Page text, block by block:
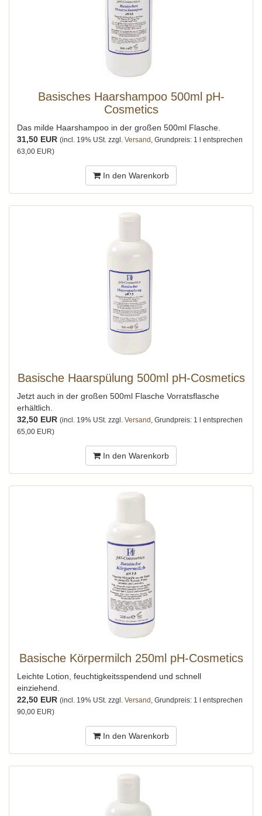
Basisches Haarshampoo 500ml pH-
Cosmetics
Das milde Haarshampoo in der großen 500ml Flasche.
31,50 EUR (incl. 19% USt. zzgl. Versand , Grundpreis: 1 l entsprechen
63,00 EUR)
In den Warenkorb
Basische Haarspülung 500ml pH-Cosmetics
Jetzt auch in der großen 500ml Flasche Vorratsflasche
erhältlich.
32,50 EUR (incl. 19% USt. zzgl. Versand , Grundpreis: 1 l entsprechen
65,00 EUR)
In den Warenkorb
Basische Körpermilch 250ml pH-Cosmetics
Leichte Lotion, feuchtigkeitsspendend und schnell
einziehend.
22,50 EUR (incl. 19% USt. zzgl. Versand , Grundpreis: 1 l entsprechen
90,00 EUR)
In den Warenkorb